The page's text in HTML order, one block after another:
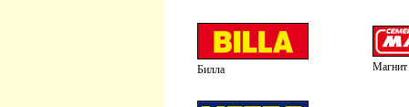
Билла Магнит